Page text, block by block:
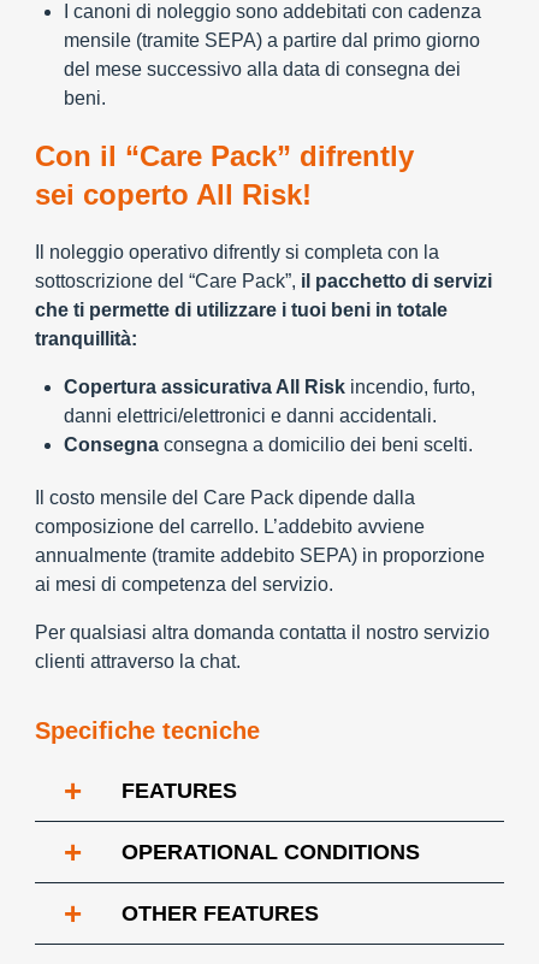
I canoni di noleggio sono addebitati con cadenza
mensile (tramite SEPA) a partire dal primo giorno
del mese successivo alla data di consegna dei
beni.
Con il “Care Pack” difrently
sei coperto All Risk!
Il noleggio operativo difrently si completa con la
sottoscrizione del “Care Pack”, il pacchetto di servizi
che ti permette di utilizzare i tuoi beni in totale
tranquillità:
Copertura assicurativa All Risk incendio, furto,
danni elettrici/elettronici e danni accidentali.
Consegna consegna a domicilio dei beni scelti.
Il costo mensile del Care Pack dipende dalla
composizione del carrello. L’addebito avviene
annualmente (tramite addebito SEPA) in proporzione
ai mesi di competenza del servizio.
Per qualsiasi altra domanda contatta il nostro servizio
clienti attraverso la chat.
Specifiche tecniche
+ FEATURES
+ OPERATIONAL CONDITIONS
+ OTHER FEATURES